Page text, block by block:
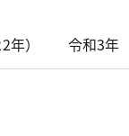
） 令和3年